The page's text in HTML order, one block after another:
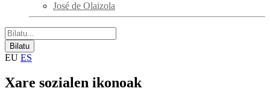
José de Olaizola
EU ES
Xare sozialen ikonoak